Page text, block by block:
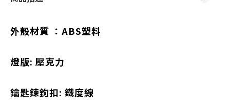
外殼材質 ：ABS塑料
燈版: 壓克力
鑰匙鍊鉤扣: 鐵度線